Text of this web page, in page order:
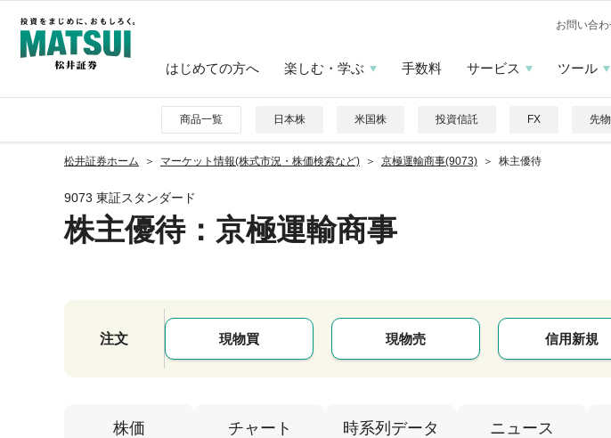
お問い合わ
はじめての方へ 楽しむ・学ぶ 手数料 サービス ツール
商品一覧 日本株 米国株 投資信託 FX 先
松井証券ホーム マーケット情報(株式市況・株価検索など) 京極運輸商事(9073) 株主優待
9073 東証スタンダード
株主優待：京極運輸商事
注文 現物買 現物売 信用新規
株価 チャート 時系列データ ニュース